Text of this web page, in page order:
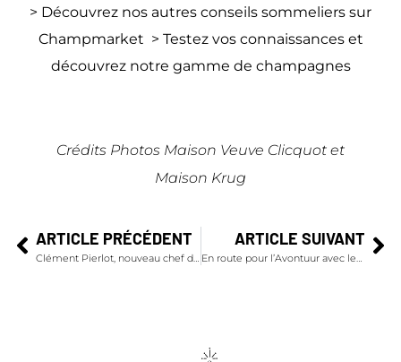
> Découvrez nos autres conseils sommeliers sur
Champmarket > Testez vos connaissances et
découvrez notre gamme de champagnes
Crédits Photos Maison Veuve Clicquot et
Maison Krug
ARTICLE PRÉCÉDENT
Clément Pierlot, nouveau chef de cave des champagnes Pommery
ARTICLE SUIVANT
En route pour l’Avontuur avec les champagnes Nicolas Feuillatte !